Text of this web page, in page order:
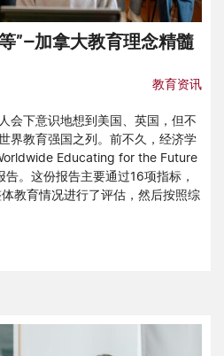
”—加拿大教育理念精髓
教育资讯
会下意识地想到美国、英国，但不
界教育强国之列。前不久，经济学
Educating for the Future
。这份报告主要通过16项指标，
教育情况进行了评估，然后按照综